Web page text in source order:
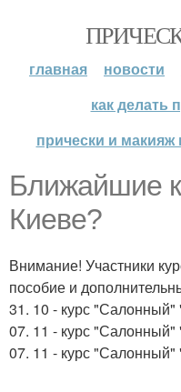
главная новости
как делать
прически и макияж
Ближайшие
Киеве?
Внимание! Участники
пособие и
31. 10 - курс "Салонный"
07. 11 - курс "Салонный"
07. 11 - курс "Салонный"